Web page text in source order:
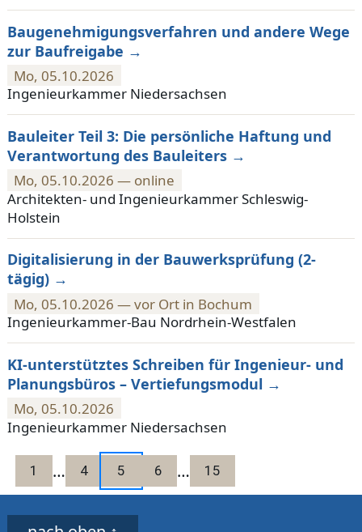
Baugenehmigungsverfahren und andere Wege
zur Baufreigabe
Mo, 05.10.2026
Ingenieurkammer Niedersachsen
Bauleiter Teil 3: Die persönliche Haftung und
Verantwortung des Bauleiters
Mo, 05.10.2026 — online
Architekten- und Ingenieurkammer Schleswig-
Holstein
Digitalisierung in der Bauwerksprüfung (2-
tägig)
Mo, 05.10.2026 — vor Ort in Bochum
Ingenieurkammer-Bau Nordrhein-Westfalen
KI-unterstütztes Schreiben für Ingenieur- und
Planungsbüros – Vertiefungsmodul
Mo, 05.10.2026
Ingenieurkammer Niedersachsen
1 … 4 5 6 … 15
Infos zu dieser Website